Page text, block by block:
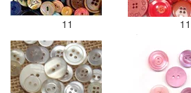
11 11